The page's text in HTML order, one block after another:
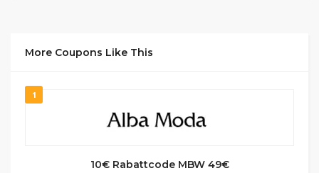
More Coupons Like This
1
10€ Rabattcode MBW 49€